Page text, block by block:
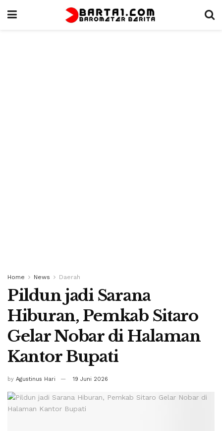
Home News Daerah
Pildun jadi Sarana
Hiburan, Pemkab Sitaro
Gelar Nobar di Halaman
Kantor Bupati
by Agustinus Hari 19 Juni 2026